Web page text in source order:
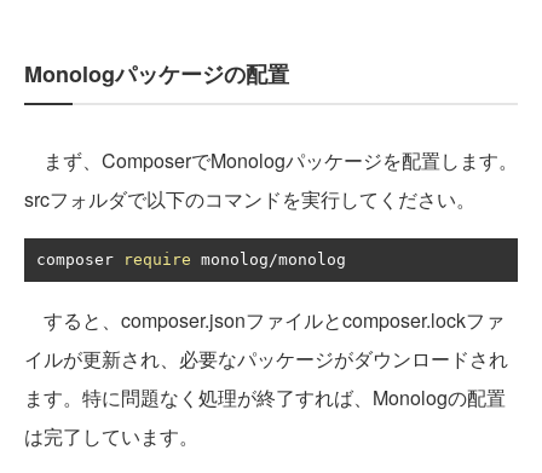
Monologパッケージの配置
まず、ComposerでMonologパッケージを配置します。
srcフォルダで以下のコマンドを実行してください。
composer require monolog/monolog
すると、composer.jsonファイルとcomposer.lockファ
イルが更新され、必要なパッケージがダウンロードされ
ます。特に問題なく処理が終了すれば、Monologの配置
は完了しています。